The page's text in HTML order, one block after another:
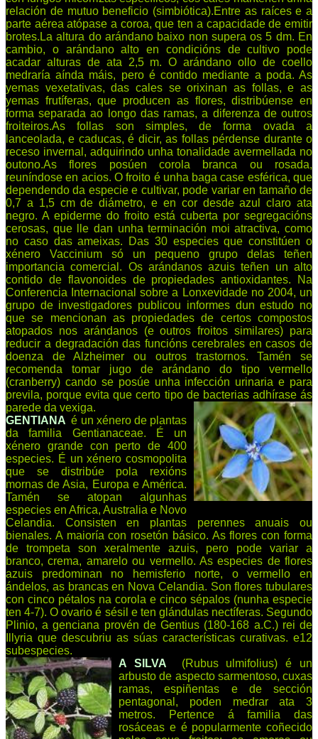
relación de mutuo beneficio (simbiótica).Entre as raíces e a
parte aérea atópase a coroa, que ten a capacidade de emitir
brotes.La altura do arándano baixo non supera os 5 dm. En
cambio, o arándano alto en condicións de cultivo pode
acadar alturas de ata 2,5 m. O arándano ollo de coello
medraría aínda máis, pero é contido mediante a poda. As
yemas vexetativas, das cales se orixinan as follas, e as
yemas frutíferas, que producen as flores, distribúense en
forma separada ao longo das ramas, a diferenza de outros
froiteiros.As follas son simples, de forma ovada a
lanceolada, e caducas, é dicir, as follas pérdense durante o
receso invernal, adquirindo unha tonalidade avermellada no
outono.As flores posúen corola branca ou rosada,
reuníndose en acios. O froito é unha baga case esférica, que
dependendo da especie e cultivar, pode variar en tamaño de
0,7 a 1,5 cm de diámetro, e en cor desde azul claro ata
negro. A epiderme do froito está cuberta por segregacións
cerosas, que lle dan unha terminación moi atractiva, como
no caso das ameixas. Das 30 especies que constitúen o
xénero Vaccinium só un pequeno grupo delas teñen
importancia comercial. Os arándanos azuis teñen un alto
contido de flavonoides de propiedades antioxidantes. Na
Conferencia Internacional sobre a Lonxevidade no 2004, un
grupo de investigadores publicou informes dun estudo no
que se mencionan as propiedades de certos compostos
atopados nos arándanos (e outros froitos similares) para
reducir a degradación das funcións cerebrales en casos de
doenza de Alzheimer ou outros trastornos. Tamén se
recomenda tomar jugo de arándano do tipo vermello
(cranberry) cando se posúe unha infección urinaria e para
previla, porque evita que certo tipo de bacterias adhírase ás
parede da vexiga.
GENTIANA é un xénero de plantas
da familia Gentianaceae. É un
xénero grande con perto de 400
especies. É un xénero cosmopolita
que se distribúe pola rexións
mornas de Asia, Europa e América.
Tamén se atopan algunhas
especies en Africa, Australia e Novo
Celandia. Consisten en plantas perennes anuais ou
bienales. A maioría con rosetón básico. As flores con forma
de trompeta son xeralmente azuis, pero pode variar a
branco, crema, amarelo ou vermello. As especies de flores
azuis predominan no hemisferio norte, o vermello en
ándelos, as brancas en Nova Celandia. Son flores tubulares
con cinco pétalos na corola e cinco sépalos (nunha especie
ten 4-7). O ovario é sésil e ten glándulas nectíferas. Segundo
Plinio, a genciana provén de Gentius (180-168 a.C.) rei de
Illyria que descubriu as súas características curativas. e12
subespecies.
A SILVA
(Rubus ulmifolius) é un
arbusto de aspecto sarmentoso, cuxas
ramas, espiñentas e de sección
pentagonal, poden medrar ata 3
metros. Pertence á familia das
rosáceas e é popularmente coñecido